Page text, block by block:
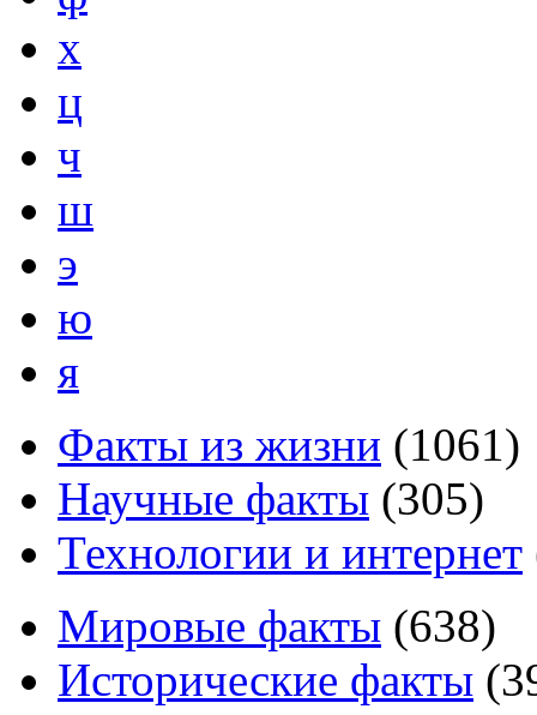
х
ц
ч
ш
э
ю
я
Факты из жизни (1061)
Научные факты (305)
Технологии и интернет
Мировые факты (638)
Исторические факты (